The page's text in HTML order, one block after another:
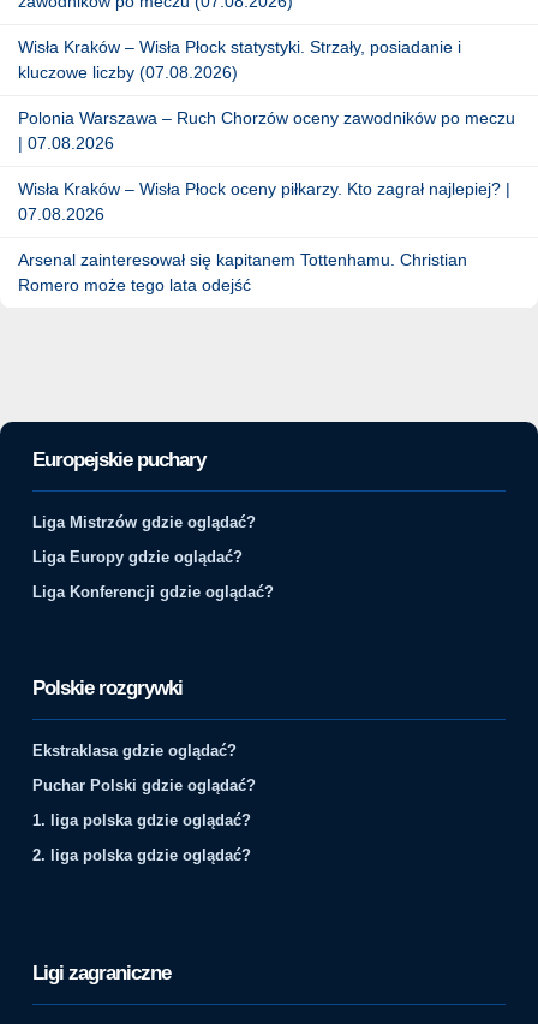
Wisła Kraków – Wisła Płock statystyki. Strzały, posiadanie i
kluczowe liczby (07.08.2026)
Polonia Warszawa – Ruch Chorzów oceny zawodników po meczu
| 07.08.2026
Wisła Kraków – Wisła Płock oceny piłkarzy. Kto zagrał najlepiej? |
07.08.2026
Arsenal zainteresował się kapitanem Tottenhamu. Christian
Romero może tego lata odejść
Europejskie puchary
Liga Mistrzów gdzie oglądać?
Liga Europy gdzie oglądać?
Liga Konferencji gdzie oglądać?
Polskie rozgrywki
Ekstraklasa gdzie oglądać?
Puchar Polski gdzie oglądać?
1. liga polska gdzie oglądać?
2. liga polska gdzie oglądać?
Ligi zagraniczne